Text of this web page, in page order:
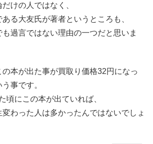
けの人ではなく、
る大友氏が著者というところも、
過言ではない理由の一つだと思いま
本が出た事が買取り価格32円になっ
事です。
頃にこの本が出ていれば、
わった人は多かったんではないでしょ